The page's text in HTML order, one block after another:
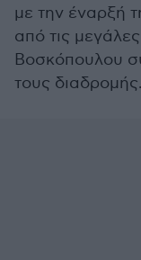
με την έναρξή
από τις
Βοσκόπουλου
τους διαδρομής.